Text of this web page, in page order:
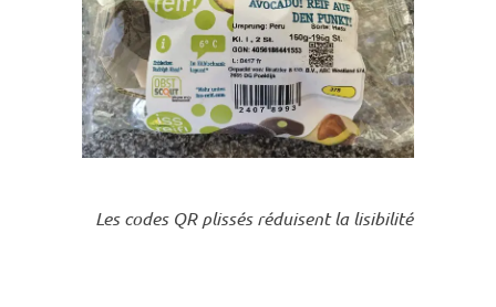
Les codes QR plissés réduisent la lisibilité